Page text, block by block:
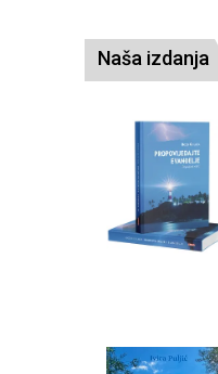
Naša izdanja